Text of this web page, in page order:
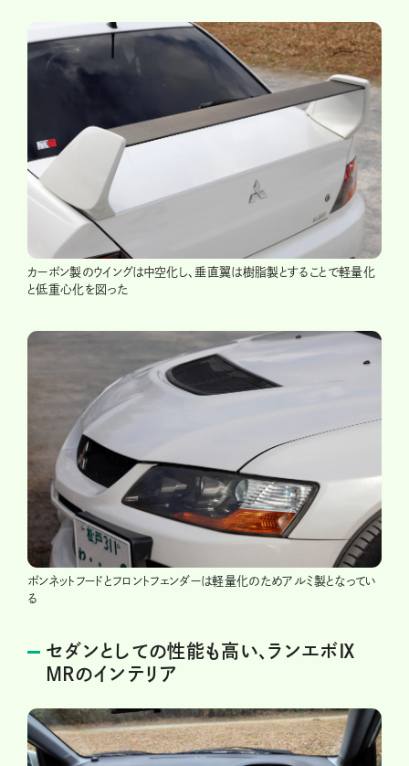
カーボン製のウイングは中空化し、垂直翼は樹脂製とすることで軽量化
と低重心化を図った
ボンネットフードとフロントフェンダーは軽量化のためアルミ製となってい
る
セダンとしての性能も高い、ランエボⅨ
MRのインテリア